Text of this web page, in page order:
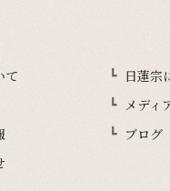
て
日蓮宗
メディ
ブログ